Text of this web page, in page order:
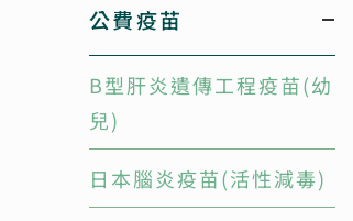
公費疫苗
B型肝炎遺傳工程疫苗(幼
兒)
日本腦炎疫苗(活性減毒)